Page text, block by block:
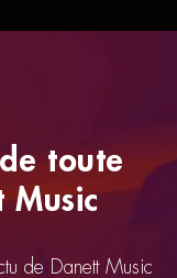
toute
Music
de Danett Music